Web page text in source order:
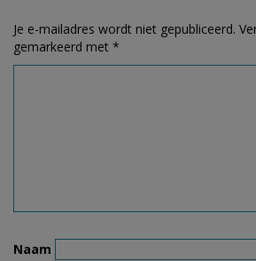
Je e-mailadres wordt niet gepubliceerd.
gemarkeerd met *
Naam